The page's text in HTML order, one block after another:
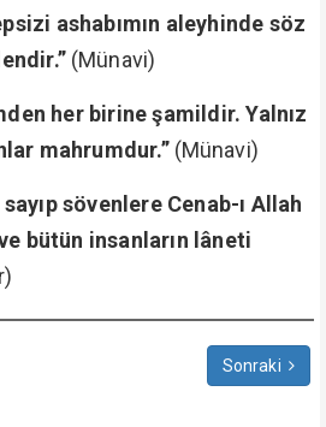
ashabımın aleyhinde söz
(Münavi)
her birine şamildir. Yalnız
mahrumdur.”(Münavi)
sövenlere Cenab-ı Allah
bütün insanların lâneti
Sonraki